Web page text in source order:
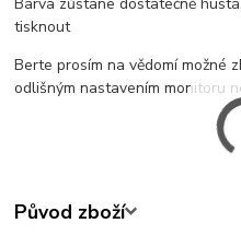
tisknout
Berte prosím na vědomí možné
odlišným nastavením monitoru
Původ zboží